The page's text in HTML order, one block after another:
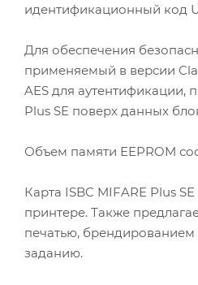
идентификационный код
Для обеспечения
применяемый в версии
AES для аутентификации,
Plus SE поверх данных
Объем памяти EEPROM
Карта ISBC MIFARE Plus
принтере. Также
печатью,
заданию.